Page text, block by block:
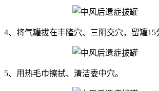
4、将气罐拔在丰隆穴、三阴交穴，留罐15
5、用热毛巾擦拭、清洁委中穴。